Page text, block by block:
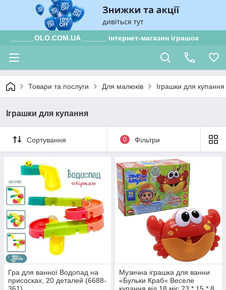
______OLO.COM.UA ______ інтернет-магазин іграшок
Товари та послуги Для малюків Іграшки для купання
Іграшки для купання
Сортування 0 Фільтри
Гра для ванної Водопад на
присосках, 20 деталей (6688-
Музична іграшка для ванни
«Бульки Краб» Веселе